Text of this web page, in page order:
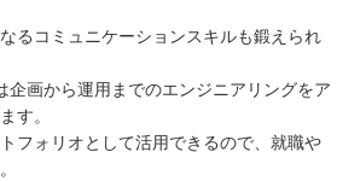
るコミュニケーションスキルも鍛えられ
企画から運用までのエンジニアリングをア
す。
フォリオとして活用できるので、就職や